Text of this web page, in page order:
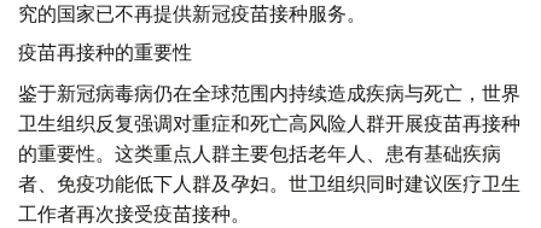
究的国家已不再提供新冠疫苗接种服务。
疫苗再接种的重要性
鉴于新冠病毒病仍在全球范围内持续造成疾病与死亡，世界
卫生组织反复强调对重症和死亡高风险人群开展疫苗再接种
的重要性。这类重点人群主要包括老年人、患有基础疾病
者、免疫功能低下人群及孕妇。世卫组织同时建议医疗卫生
工作者再次接受疫苗接种。